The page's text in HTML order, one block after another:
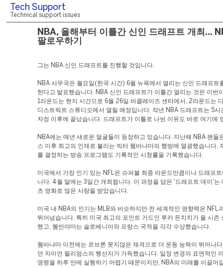
Tech Support
Technical support issues
NBA, 올해부터 이틀간 신인 드래프트 개최...
팔로우하기
그는 NBA 신인 드래프트를 진행할 것입니다.
NBA 사무국은 월요일(한국 시간) 6월 뉴욕에서 열리는 신인 드래프트
한다고 발표했습니다. NBA 신인 드래프트가 이틀간 열리는 것은 이번
1라운드는 현지 시간으로 6월 26일 바클레이즈 센터에서, 2라운드는
디스트릭트 스튜디오에서 열릴 예정입니다. 작년 NBA 드래프트는 5시
자정 이후에 끝났습니다. 드래프트가 이틀로 나뉜 이유도 바로 여기에
NBA에는 매년 새로운 얼굴들이 등장하고 있습니다. 지난해 NBA 팬들
스 이후 최고의 인재로 불리는 빅터 웸바냐마의 행방에 열광했습니다.
를 결정하는 방송 프로그램도 기록적인 시청률을 기록했습니다.
미국에서 가장 인기 있는 NFL은 슈퍼볼 최종 라운드만큼이나 드래프
니다. 4월 말에는 3일간 개최됩니다. 이 과정을 담은 '드래프트 데이'는
츠 영화로 많은 사랑을 받았습니다.
미국 내 NBA의 인기는 MLB와 비슷하지만 전 세계적인 영향력은 NFL
뛰어넘습니다. 특히 미국 최고의 포인트 가드인 루카 돈치치가 올 시즌
했고, 웸반야마는 슬로베니아와 프랑스 국적을 각각 수상했습니다.
웸바냐마 이전에는 르브론 못지않은 체격으로 더 운동 능력이 뛰어나
던 자이언 윌리엄스의 행선지가 가득했습니다. 일정 변경의 표면적인
명령을 하루 만에 실행하기 어렵기 때문이지만, NBA의 미래를 이끌어